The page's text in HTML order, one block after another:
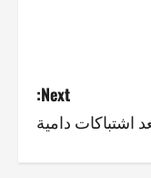
Next:
اشتباكات دامية